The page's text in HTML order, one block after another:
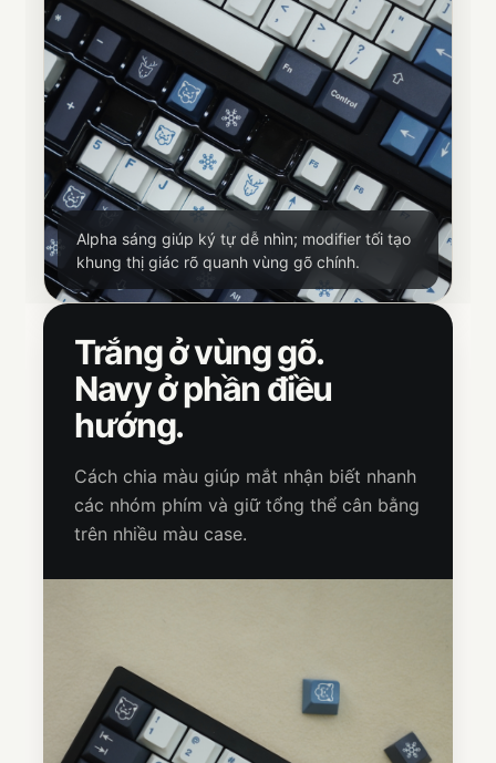
Alpha sáng giúp ký tự dễ nhìn; modifier tối tạo
khung thị giác rõ quanh vùng gõ chính.
Trắng ở vùng gõ.
Navy ở phần điều
hướng.
Cách chia màu giúp mắt nhận biết nhanh
các nhóm phím và giữ tổng thể cân bằng
trên nhiều màu case.